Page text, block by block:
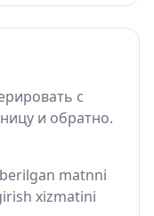
с
и обратно.
matnni
xizmatini